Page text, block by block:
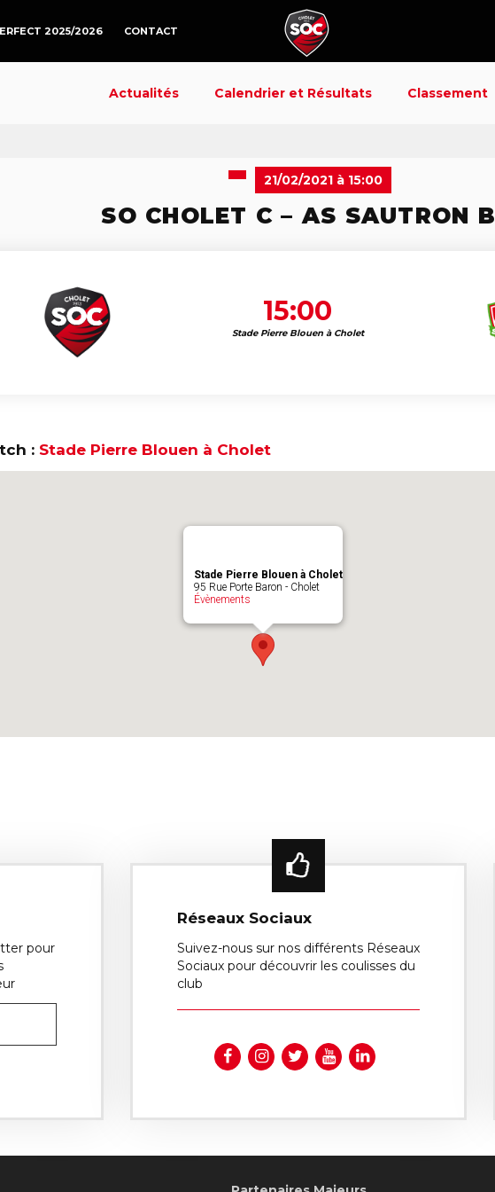
2025/2026 CONTACT
Actualités Calendrier et Résultats Classement
21/02/2021 à 15:00
SO CHOLET C – AS SAUTRON B
15:00
Stade Pierre Blouen à Cholet
: Stade Pierre Blouen à Cholet
Stade Pierre Blouen à Cholet
95 Rue Porte Baron - Cholet
Évènements
pour
Réseaux Sociaux
Suivez-nous sur nos différents Réseaux
Sociaux pour découvrir les coulisses du
club